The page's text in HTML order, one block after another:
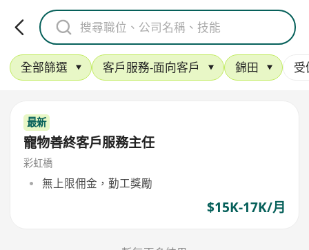
全部篩選 客戶服務-面向客戶 錦田 受
最新
寵物善終客戶服務主任
彩虹橋
無上限佣金，勤工獎勵
$15K-17K/月